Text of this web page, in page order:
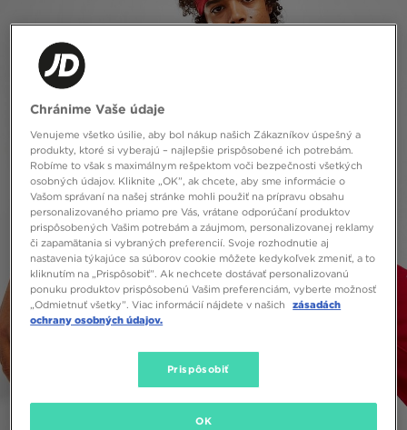
Chránime Vaše údaje
Venujeme všetko úsilie, aby bol nákup našich Zákazníkov úspešný a
produkty, ktoré si vyberajú – najlepšie prispôsobené ich potrebám.
Robíme to však s maximálnym rešpektom voči bezpečnosti všetkých
osobných údajov. Kliknite „OK”, ak chcete, aby sme informácie o
Vašom správaní na našej stránke mohli použiť na prípravu obsahu
personalizovaného priamo pre Vás, vrátane odporúčaní produktov
prispôsobených Vašim potrebám a záujmom, personalizovanej reklamy
či zapamätania si vybraných preferencií. Svoje rozhodnutie aj
nastavenia týkajúce sa súborov cookie môžete kedykoľvek zmeniť, a to
kliknutím na „Prispôsobiť”. Ak nechcete dostávať personalizovanú
ponuku produktov prispôsobenú Vašim preferenciám, vyberte možnosť
„Odmietnuť všetky”. Viac informácií nájdete v našich
zásadách
ochrany osobných údajov.
Prispôsobiť
OK